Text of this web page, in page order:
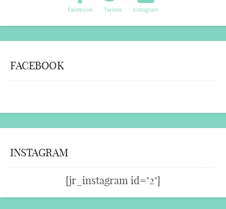
Facebook Twitter Instagram
FACEBOOK
INSTAGRAM
[jr_instagram id="2"]